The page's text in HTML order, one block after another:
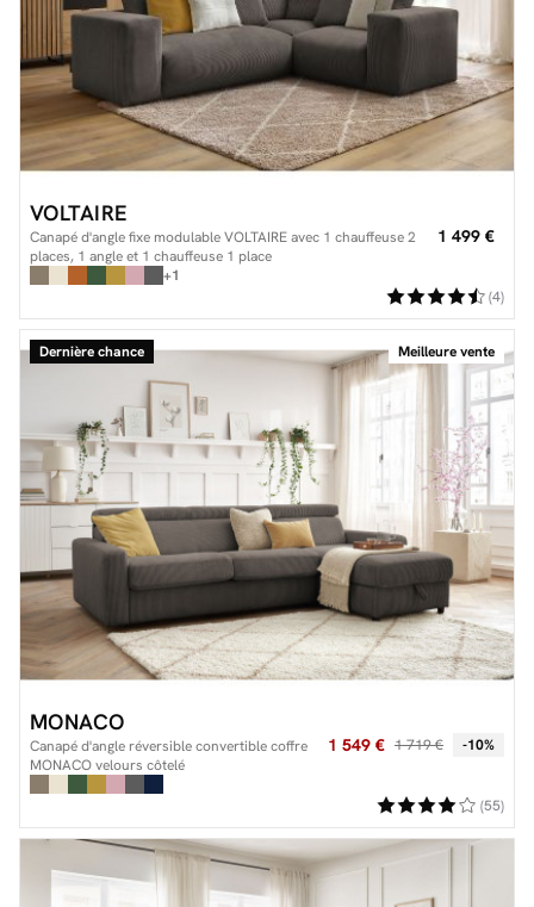
VOLTAIRE
Canapé d'angle fixe modulable VOLTAIRE avec 1 chauffeuse 2
places, 1 angle et 1 chauffeuse 1 place
1 499 €
+1
(4)
Meilleure vente
Dernière chance
MONACO
Canapé d'angle réversible convertible coffre
MONACO velours côtelé
1 549 € 1 719 € -10%
(55)